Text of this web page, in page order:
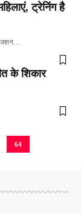
ट्रेनिंग है
के शिकार
64